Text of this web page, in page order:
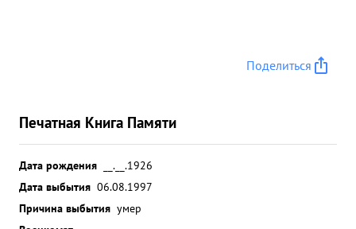
Поделиться
Печатная Книга Памяти
Дата рождения
__.__.1926
Дата выбытия 06.08.1997
Причина выбытия умер